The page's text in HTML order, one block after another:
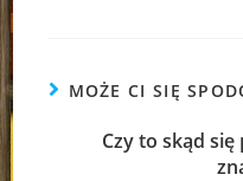
MOŻE CI SIĘ
Czy to skąd